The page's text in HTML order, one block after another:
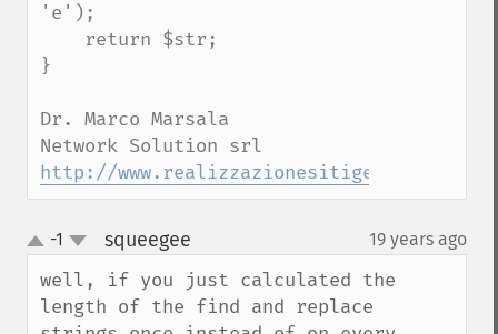
'e');
}
Dr. Marco Marsala
http://www.realizzazionesitigenova.it
up
down
-1 squeegee 19 years ago
well, if you just calculated the
length of the find and replace